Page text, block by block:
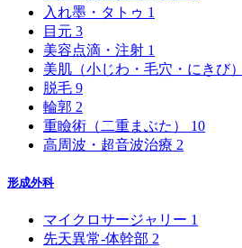
入れ墨・タトゥ 1
目元 3
美容点滴・注射 1
美肌（小じわ・毛穴・にきび）
脱毛 9
輪郭 2
重瞼術（二重まぶた） 10
高周波・超音波治療 2
形成外科
マイクロサージャリー 1
先天異常-体幹部 2